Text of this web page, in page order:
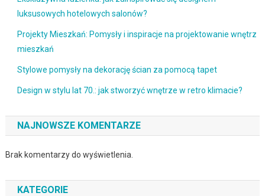
luksusowych hotelowych salonów?
Projekty Mieszkań: Pomysły i inspiracje na projektowanie wnętrz
mieszkań
Stylowe pomysły na dekorację ścian za pomocą tapet
Design w stylu lat 70.: jak stworzyć wnętrze w retro klimacie?
NAJNOWSZE KOMENTARZE
Brak komentarzy do wyświetlenia.
KATEGORIE